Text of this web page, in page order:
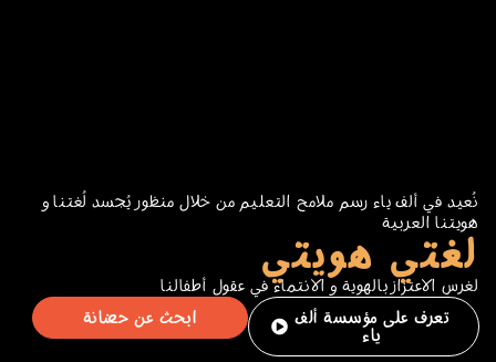
نُعيد في ألف ياء رسم ملامح التعليم من خلال منظور يُجسد لُغتنا و
هويتنا العربية
لغتي هويتي
لغرس الاعتزاز بالهوية و الانتماء في عقول أطفالنا
ابحث عن حضانة تعرف على مؤسسة ألف
ياء